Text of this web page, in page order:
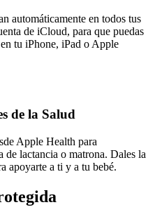
automáticamente en todos tus
de iCloud, para que puedas
tu iPhone, iPad o Apple
de la Salud
Apple Health para
de lactancia o matrona. Dales la
apoyarte a ti y a tu bebé.